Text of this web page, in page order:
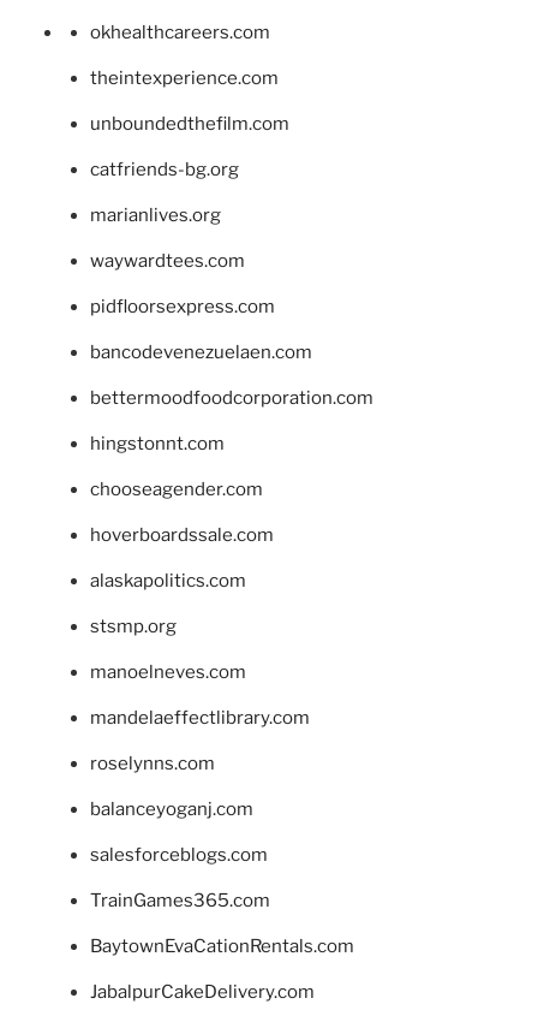
okhealthcareers.com
theintexperience.com
unboundedthefilm.com
catfriends-bg.org
marianlives.org
waywardtees.com
pidfloorsexpress.com
bancodevenezuelaen.com
bettermoodfoodcorporation.com
hingstonnt.com
chooseagender.com
hoverboardssale.com
alaskapolitics.com
stsmp.org
manoelneves.com
mandelaeffectlibrary.com
roselynns.com
balanceyoganj.com
salesforceblogs.com
TrainGames365.com
BaytownEvaCationRentals.com
JabalpurCakeDelivery.com